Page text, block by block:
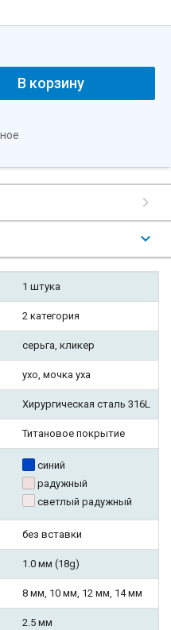
В корзину
1 штука
2 категория
серьга, кликер
ухо, мочка уха
Хирургическая сталь 316L
Титановое покрытие
синий
радужный
светлый радужный
без вставки
1.0 мм (18g)
8 мм, 10 мм, 12 мм, 14 мм
2.5 мм